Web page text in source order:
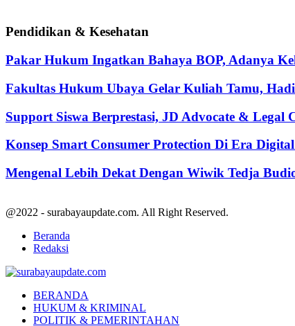
Pendidikan & Kesehatan
Pakar Hukum Ingatkan Bahaya BOP, Adanya
Fakultas Hukum Ubaya Gelar Kuliah Tamu,
Support Siswa Berprestasi, JD Advocate &
Konsep Smart Consumer Protection Di Era
Mengenal Lebih Dekat Dengan Wiwik Tedja
@2022 - surabayaupdate.com. All Right Reserved.
Beranda
Redaksi
BERANDA
HUKUM & KRIMINAL
POLITIK & PEMERINTAHAN